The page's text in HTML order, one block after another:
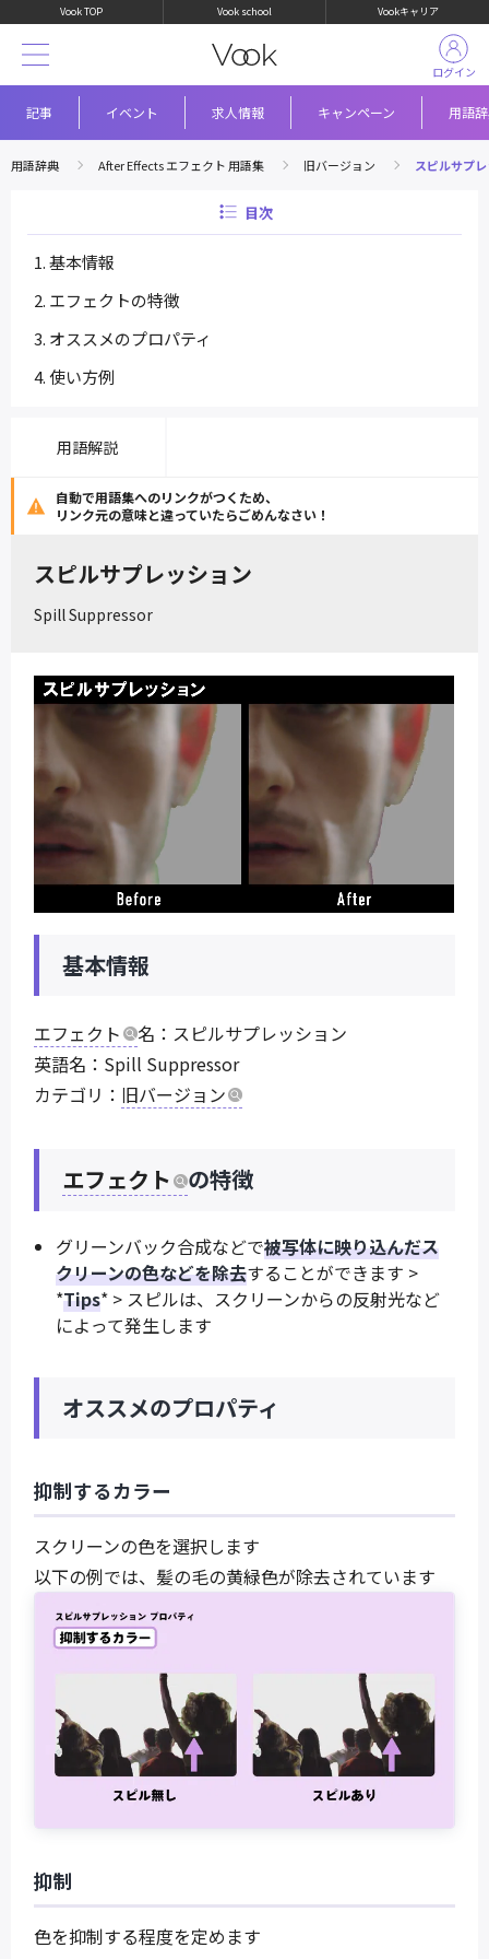
Vook TOP Vook school Vookキャリア
記事 イベント 求人情報 キャンペーン 用語
ログイン
用語辞典 After Effects エフェクト 用語集 旧バージョン スピルサプ
目次
基本情報
エフェクトの特徴
オススメのプロパティ
使い方例
用語解説
自動で用語集へのリンクがつくため、
リンク元の意味と違っていたらごめんなさい！
スピルサプレッション
Spill Suppressor
基本情報
エフェクト
名：スピルサプレッション
英語名：Spill Suppressor
カテゴリ： 旧バージョン
エフェクト の特徴
グリーンバック合成などで被写体に映り込んだス
クリーンの色などを除去することができます >
*Tips* > スピルは、スクリーンからの反射光など
によって発生します
オススメのプロパティ
抑制するカラー
スクリーンの色を選択します
以下の例では、髪の毛の黄緑色が除去されています
抑制
色を抑制する程度を定めます